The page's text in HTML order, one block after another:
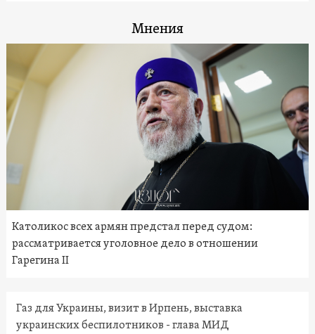
Мнения
Католикос всех армян предстал перед судом:
рассматривается уголовное дело в отношении
Гарегина II
Газ для Украины, визит в Ирпень, выставка
украинских беспилотников - глава МИД